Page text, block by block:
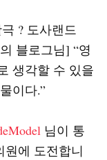
? 도사랜드
블로그님] “영
생각할 수 있을
이다.”
님이 통
원에 도전합니